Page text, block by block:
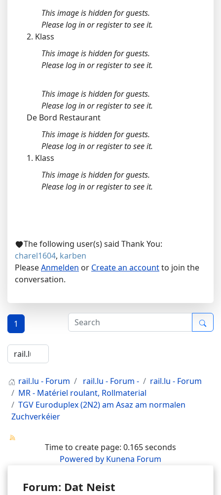
This image is hidden for guests.
Please log in or register to see it.
2. Klass
This image is hidden for guests.
Please log in or register to see it.
This image is hidden for guests.
Please log in or register to see it.
De Bord Restaurant
This image is hidden for guests.
Please log in or register to see it.
1. Klass
This image is hidden for guests.
Please log in or register to see it.
The following user(s) said Thank You:
charel1604, karben
PleaseAnmelden or Create an accountto join the
conversation.
1
rail.lu - Forum rail.lu - Forum -
rail.lu - Forum
MR - Matériel roulant, Rollmaterial
TGV Euroduplex (2N2) am Asaz am normalen
Zuchverkéier
Time to create page: 0.165 seconds
Powered by Kunena Forum
Forum: Dat Neist